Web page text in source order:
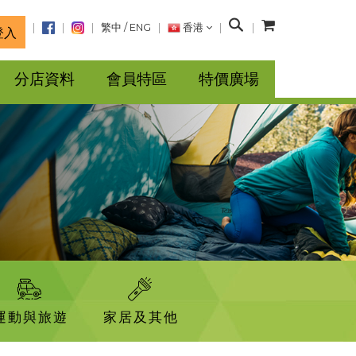
入 繁中 / ENG 香港
搜
分店資料 會員特區 特價廣場
動與旅遊 家居及其他